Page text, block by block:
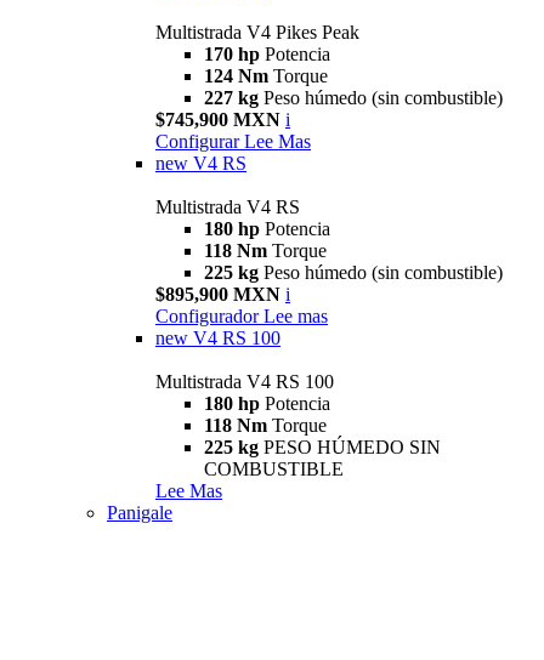
Multistrada V4 Pikes Peak
170 hp Potencia
124 Nm Torque
227 kg Peso húmedo (sin combustible)
$745,900 MXN i
Configurar Lee Mas
new V4 RS
Multistrada V4 RS
180 hp Potencia
118 Nm Torque
225 kg Peso húmedo (sin combustible)
$895,900 MXN i
Configurador Lee mas
new V4 RS 100
Multistrada V4 RS 100
180 hp Potencia
118 Nm Torque
225 kg PESO HÚMEDO SIN
COMBUSTIBLE
Lee Mas
Panigale